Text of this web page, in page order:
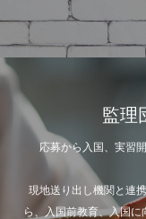
監理
応募から入国、実習
現地送り出し機関と連
ら、入国前教育、入国